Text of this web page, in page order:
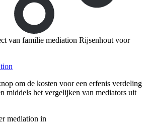
van familie mediation Rijsenhout voor
om de kosten voor een erfenis verdeling
middels het vergelijken van mediators uit
mediation in